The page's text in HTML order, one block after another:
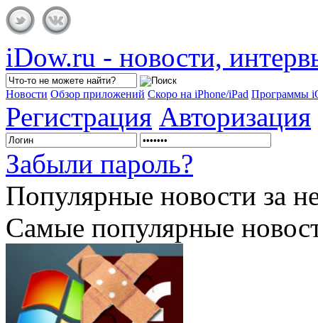
iDow.ru - новости,
Новости Обзор приложений Скоро на iPhone/iPad Программы
Регистрация Авторизация
Забыли пароль?
Популярные новости за
Самые популярные